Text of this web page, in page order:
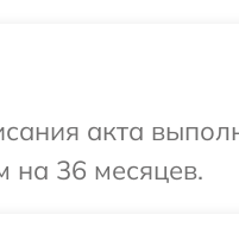
акта
на 36 месяцев.